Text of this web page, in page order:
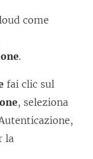
r
t
come
.
fai clic sul
, seleziona
la